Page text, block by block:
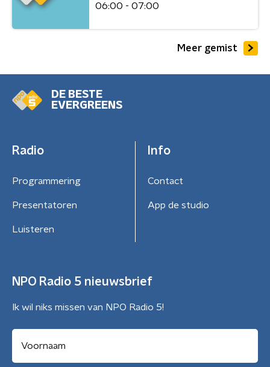
06:00 - 07:00
Meer gemist
DE BESTE
EVERGREENS
Radio
Programmering
Presentatoren
Luisteren
Info
Contact
App de studio
NPO Radio 5 nieuwsbrief
Ik wil niks missen van NPO Radio 5!